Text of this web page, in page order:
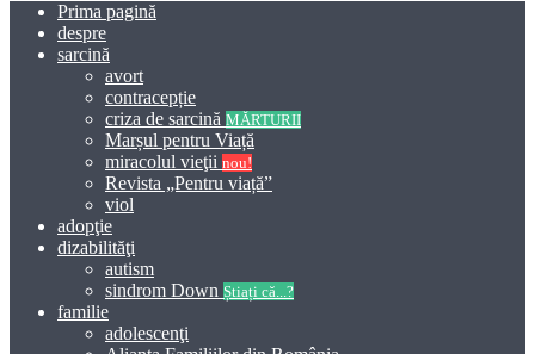
Prima pagină
despre
sarcină
avort
contracepție
criza de sarcină MĂRTURII
Marșul pentru Viață
miracolul vieţii nou!
Revista „Pentru viață”
viol
adopţie
dizabilităţi
autism
sindrom Down Știați că...?
familie
adolescenţi